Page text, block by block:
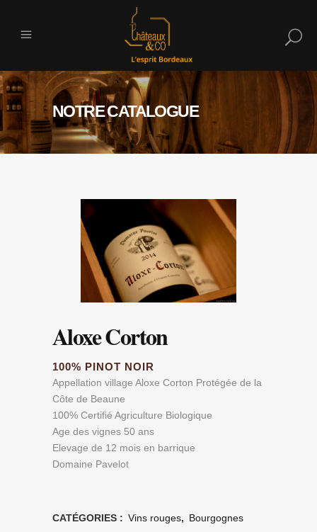
NOTRE CATALOGUE
Aloxe Corton
100% PINOT NOIR
Appellation village Aloxe Corton Protégée de la
Côte de Beaune
100% Certifié Agriculture Biologique
Age des vignes 50 ans
Elevage de 12 mois en barrique
Domaine Pavelot
CATÉGORIES : Vins rouges, Bourgognes